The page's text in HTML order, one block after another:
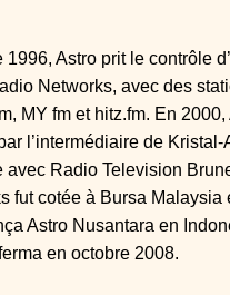
1996, Astro prit le contrôle
Networks, avec des
MY fm et hitz.fm. En 2000,
l’intermédiaire de Kristal-
avec Radio Television
fut cotée à Bursa Malaysia
Astro Nusantara en
en octobre 2008.